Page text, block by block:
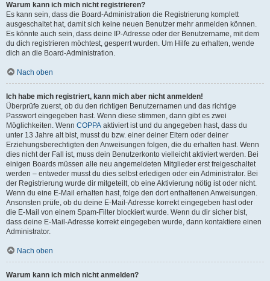
Warum kann ich mich nicht registrieren?
Es kann sein, dass die Board-Administration die Registrierung komplett
ausgeschaltet hat, damit sich keine neuen Benutzer mehr anmelden können.
Es könnte auch sein, dass deine IP-Adresse oder der Benutzername, mit dem
du dich registrieren möchtest, gesperrt wurden. Um Hilfe zu erhalten, wende
dich an die Board-Administration.
Nach oben
Ich habe mich registriert, kann mich aber nicht anmelden!
Überprüfe zuerst, ob du den richtigen Benutzernamen und das richtige
Passwort eingegeben hast. Wenn diese stimmen, dann gibt es zwei
Möglichkeiten. Wenn COPPA aktiviert ist und du angegeben hast, dass du
unter 13 Jahre alt bist, musst du bzw. einer deiner Eltern oder deiner
Erziehungsberechtigten den Anweisungen folgen, die du erhalten hast. Wenn
dies nicht der Fall ist, muss dein Benutzerkonto vielleicht aktiviert werden. Bei
einigen Boards müssen alle neu angemeldeten Mitglieder erst freigeschaltet
werden – entweder musst du dies selbst erledigen oder ein Administrator. Bei
der Registrierung wurde dir mitgeteilt, ob eine Aktivierung nötig ist oder nicht.
Wenn du eine E-Mail erhalten hast, folge den dort enthaltenen Anweisungen.
Ansonsten prüfe, ob du deine E-Mail-Adresse korrekt eingegeben hast oder
die E-Mail von einem Spam-Filter blockiert wurde. Wenn du dir sicher bist,
dass deine E-Mail-Adresse korrekt eingegeben wurde, dann kontaktiere einen
Administrator.
Nach oben
Warum kann ich mich nicht anmelden?